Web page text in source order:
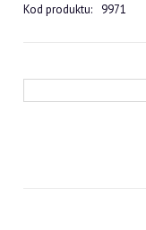
Kod produktu: 9971